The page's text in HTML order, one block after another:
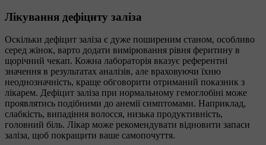
Лікування дефіциту заліза
Оскільки дефіцит заліза є дуже поширеним станом, особливо
серед жінок, варто додати вимірювання рівня феритину в
щорічний чекап. Кожна лабораторія вказує референтні
значення в результатах аналізів, але враховуючи їхню
неоднозначність, краще обговорити отриманий показник з
лікарем. Дефіцит заліза при нормальному гемоглобіні може
проявлятись подібними до анемії симптомами. Наприклад,
слабкість, випадіння волосся, низька продуктивність,
головний біль. Лікар може рекомендувати відновити запаси
заліза, щоб покращити ваше самопочуття.